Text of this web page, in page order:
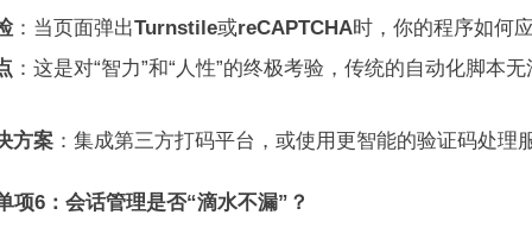
：当页面弹出Turnstile或reCAPTCHA时，你的程序如何
：这是对“智力”和“人性”的终极考验，传统的自动化脚本
方案 ：集成第三方打码平台，或使用更智能的验证码处理
项6：会话管理是否“滴水不漏”？